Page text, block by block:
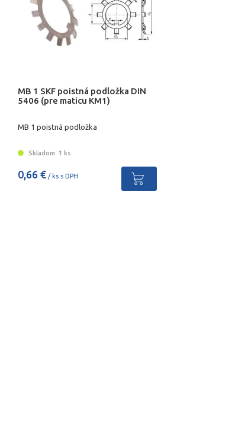
MB 1 SKF poistná podložka DIN
5406 (pre maticu KM1)
MB 1 poistná podložka
Skladom: 1 ks
0,66 €/ ks s DPH